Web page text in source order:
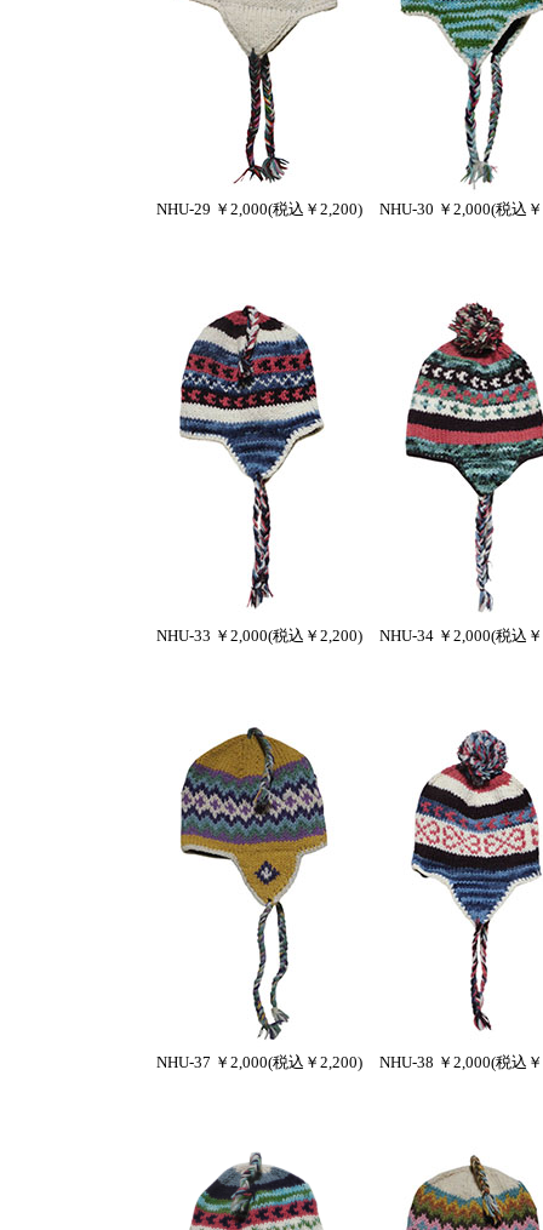
NHU-29 ￥2,000(税込￥2,200) NHU-30 ￥2,000(税込
NHU-33 ￥2,000(税込￥2,200) NHU-34 ￥2,000(税込
NHU-37 ￥2,000(税込￥2,200) NHU-38 ￥2,000(税込